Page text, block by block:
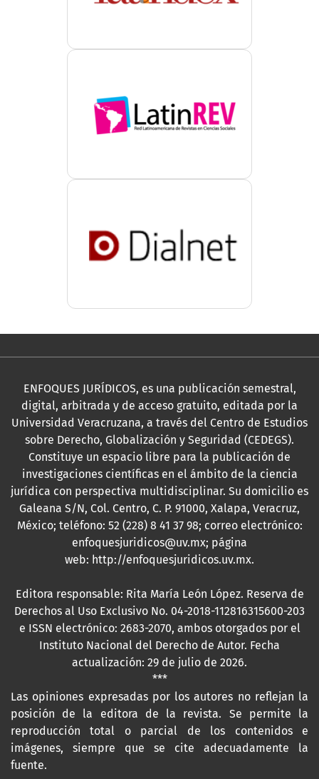
ENFOQUES JURÍDICOS, es una publicación semestral,
digital, arbitrada y de acceso gratuito, editada por la
Universidad Veracruzana, a través del Centro de Estudios
sobre Derecho, Globalización y Seguridad (CEDEGS).
Constituye un espacio libre para la publicación de
investigaciones científicas en el ámbito de la ciencia
jurídica con perspectiva multidisciplinar. Su domicilio es
Galeana S/N, Col. Centro, C. P. 91000, Xalapa, Veracruz,
México; teléfono: 52 (228) 8 41 37 98; correo electrónico:
enfoquesjuridicos@uv.mx; página
web: http://enfoquesjuridicos.uv.mx.
Editora responsable: Rita María León López. Reserva de
Derechos al Uso Exclusivo No. 04-2018-112816315600-203
e ISSN electrónico: 2683-2070, ambos otorgados por el
Instituto Nacional del Derecho de Autor. Fecha
actualización: 29 de julio de 2026.
***
Las opiniones expresadas por los autores no reflejan la
posición de la editora de la revista. Se permite la
reproducción total o parcial de los contenidos e
imágenes, siempre que se cite adecuadamente la
fuente.